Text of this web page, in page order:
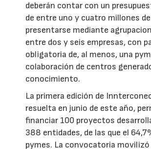
deberán contar con un
de entre uno y cuatro millones
presentarse mediante
entre dos y seis empresas, con
obligatoria de, al menos, una
colaboración de centros
conocimiento.
La primera edición de
resuelta en junio de este año,
financiar 100 proyectos
388 entidades, de las que el
pymes. La convocatoria movilizó